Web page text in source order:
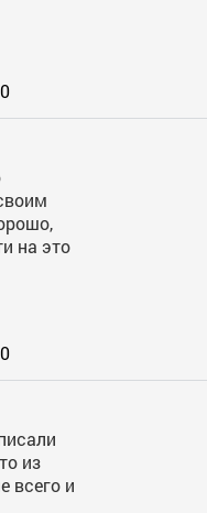
0
на это
0
из
всего и